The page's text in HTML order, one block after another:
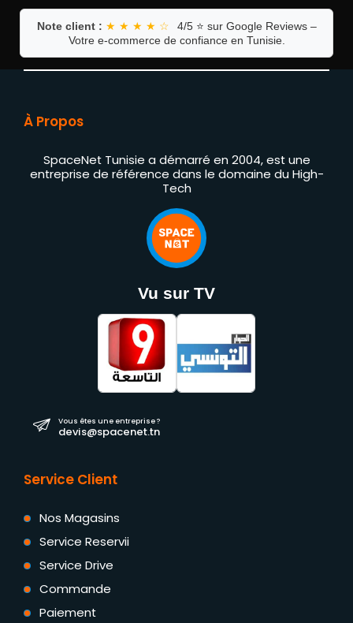
Note client : ★ ★ ★ ★ ☆
4/5 ⭐ sur Google Reviews –
Votre e-commerce de confiance en Tunisie.
À Propos
SpaceNet Tunisie a démarré en 2004, est une
entreprise de référence dans le domaine du High-
Tech
Vu sur TV
Vous êtes une entreprise ?
devis@spacenet.tn
Service Client
Nos Magasins
Service Reservii
Service Drive
Commande
Paiement